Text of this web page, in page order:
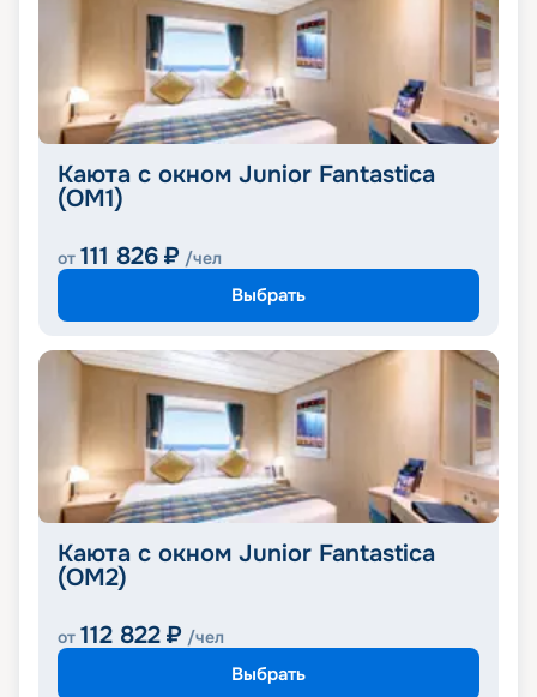
Каюта с окном Junior Fantastica
(OM1)
от 111 826 ₽ /чел
Выбрать
Каюта с окном Junior Fantastica
(OM2)
от 112 822 ₽ /чел
Выбрать